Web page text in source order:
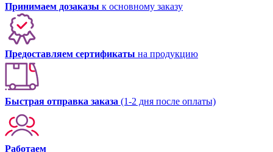
Принимаем дозаказы к основному заказу
Предоставляем сертификаты на продукцию
Быстрая отправка заказа (1-2 дня после оплаты)
Работаем